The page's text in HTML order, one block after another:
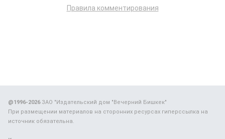
Правила комментирования
@1996-2026ЗАО "Издательский дом "Вечерний Бишкек"
При размещении материалов на сторонних ресурсах гиперссылка на
источник обязательна.